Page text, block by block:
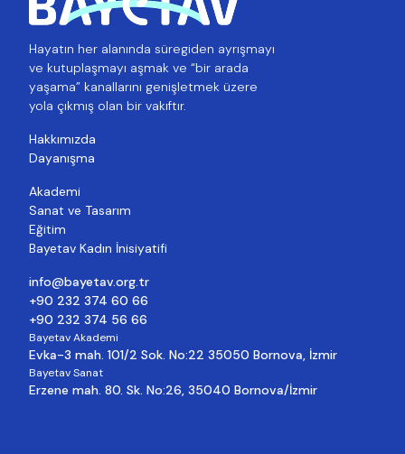
Hayatın her alanında süregiden ayrışmayı
ve kutuplaşmayı aşmak ve “bir arada
yaşama” kanallarını genişletmek üzere
yola çıkmış olan bir vakıftır.
Hakkımızda
Dayanışma
Akademi
Sanat ve Tasarım
Eğitim
Bayetav Kadın İnisiyatifi
info@bayetav.org.tr
+90 232 374 60 66
+90 232 374 56 66
Bayetav Akademi
Evka-3 mah. 101/2 Sok. No:22 35050 Bornova, İzmir
Bayetav Sanat
Erzene mah. 80. Sk. No:26, 35040 Bornova/İzmir